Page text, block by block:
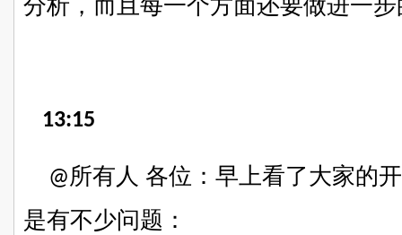
分析，而且每一个方面还要做进一
13:15
@所有人 各位：早上看了大家的
是有不少问题：